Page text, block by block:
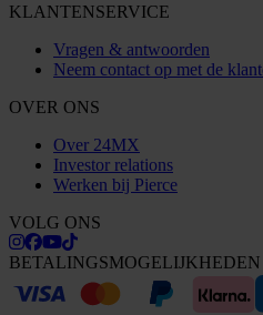
KLANTENSERVICE
Vragen & antwoorden
Neem contact op met de
OVER ONS
Over 24MX
Investor relations
Werken bij Pierce
VOLG ONS
BETALINGSMOGELIJKHEDEN